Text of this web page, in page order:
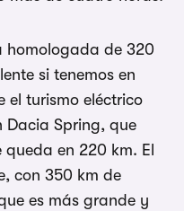
homologada de 320
si tenemos en
el turismo eléctrico
Dacia Spring, que
en 220 km. El
con 350 km de
es más grande y